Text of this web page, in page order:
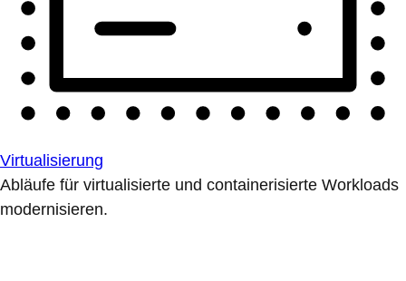
Virtualisierung
Abläufe für virtualisierte und containerisierte Workloads
modernisieren.